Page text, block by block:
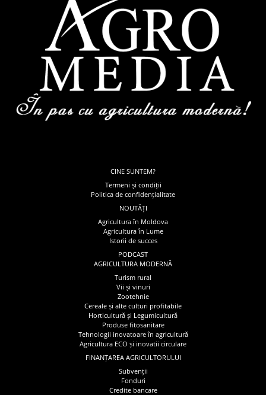
CINE SUNTEM?
Termeni și condiții
Politica de confidențialitate
NOUTĂȚI
Agricultura în Moldova
Agricultura în Lume
Istorii de succes
PODCAST
AGRICULTURA MODERNĂ
Turism rural
Vii și vinuri
Zootehnie
Cereale și alte culturi profitabile
Horticultură și Legumicultură
Produse fitosanitare
Tehnologii inovatoare în agricultură
Agricultura ECO și inovatii circulare
FINANȚAREA AGRICULTORULUI
Subvenții
Fonduri
Credite bancare